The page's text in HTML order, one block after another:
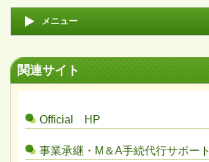
メニュー
関連サイト
Official HP
事業承継・M＆A手続代行サポート